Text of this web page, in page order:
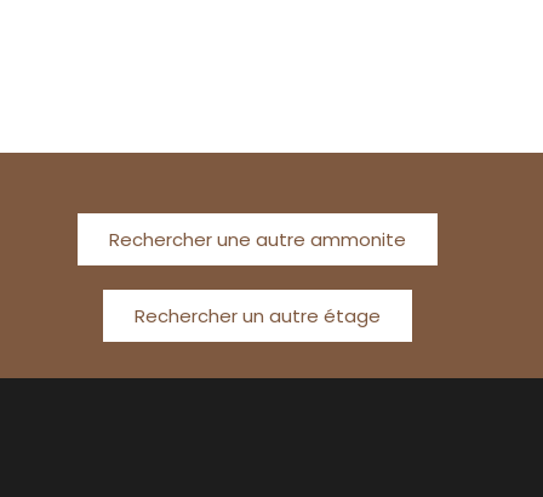
Rechercher une autre ammonite
Rechercher un autre étage